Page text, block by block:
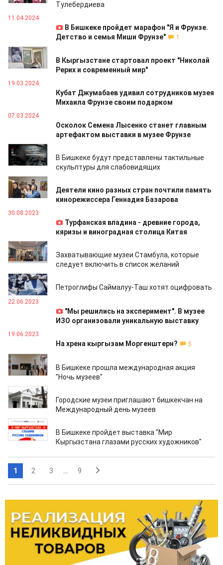
Тулебердиева
11.04.2024
В Бишкеке пройдет марафон "Я и Фрунзе.
Детство и семья Миши Фрунзе"
1
30.03.2024
В Кыргызстане стартовал проект "Николай
Рерих и современный мир"
19.03.2024
Кубат Джумабаев удивил сотрудников музея
Михаила Фрунзе своим подарком
07.03.2024
Осколок Семена Лысенко станет главным
артефактом выставки в музее Фрунзе
22.12.2023
В Бишкеке будут представлены тактильные
скульптуры для слабовидящих
21.11.2023
Деятели кино разных стран почтили память
кинорежиссера Геннадия Базарова
30.08.2023
Турфанская впадина - древние города,
кяризы и виноградная столица Китая
11.08.2023
Захватывающие музеи Стамбула, которые
следует включить в список желаний
10.08.2023
Петроглифы Саймалуу-Таш хотят оцифровать
22.06.2023
"Мы решились на эксперимент". В музее
ИЗО организовали уникальную выставку
19.06.2023
На хрена кыргызам Моргенштерн?
5
19.05.2023
В Бишкеке прошла международная акция
"Ночь музеев"
16.05.2023
Городские музеи приглашают бишкекчан на
Международный день музеев
10.05.2023
В Бишкеке пройдет выставка "Мир
Кыргызстана глазами русских художников"
1 2 3 9